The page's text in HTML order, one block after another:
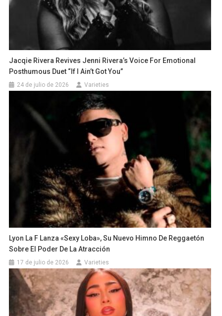
Jacqie Rivera Revives Jenni Rivera’s Voice For Emotional
Posthumous Duet “If I Ain’t Got You”
24 de julio de 2026 Varieties
Lyon La F Lanza «Sexy Loba», Su Nuevo Himno De Reggaetón
Sobre El Poder De La Atracción
17 de julio de 2026 Varieties